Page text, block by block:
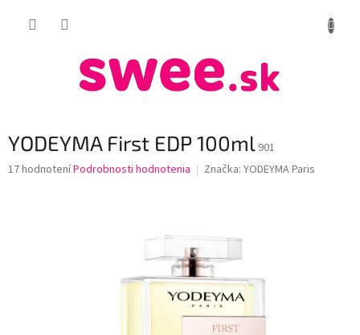
YODEYMA First EDP 100ml 901
Priemerné
17 hodnoteníPodrobnosti hodnotenia Značka: YODEYMA Paris